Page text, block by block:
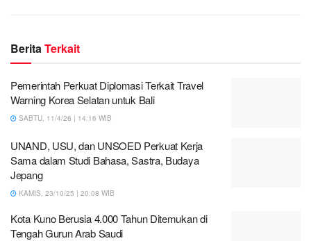
BeritaTerkait
Pemerintah Perkuat Diplomasi Terkait Travel
Warning Korea Selatan untuk Bali
SABTU, 11/4/26 | 14:16 WIB
UNAND, USU, dan UNSOED Perkuat Kerja
Sama dalam Studi Bahasa, Sastra, Budaya
Jepang
KAMIS, 23/10/25 | 20:08 WIB
Kota Kuno Berusia 4.000 Tahun Ditemukan di
Tengah Gurun Arab Saudi